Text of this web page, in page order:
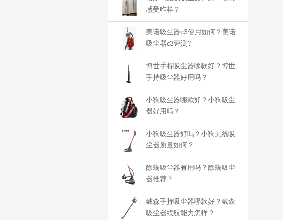
感受咋样？
美诺吸尘器c3使用如何？美诺
吸尘器c3评测?
博世手持吸尘器哪款好？博世
手持吸尘器好用吗？
小狗吸尘器哪款好？小狗吸尘
器好用吗？
小狗吸尘器好吗？小狗无线吸
尘器质量如何？
除螨吸尘器有用吗？除螨吸尘
器推荐？
戴森手持吸尘器哪款好？戴森
吸尘器续航能力怎样？